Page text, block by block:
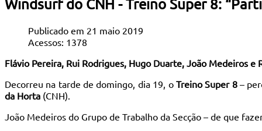
Windsurf do CNH - Treino Super 8:
Publicado em 21 maio 2019
Acessos: 1378
Flávio Pereira, Rui Rodrigues, Hugo Duarte, João Medeiros e
Decorreu na tarde de domingo, dia 19, o Treino Super 8–
da Horta (CNH).
João Medeiros do Grupo de Trabalho da Secção – de que